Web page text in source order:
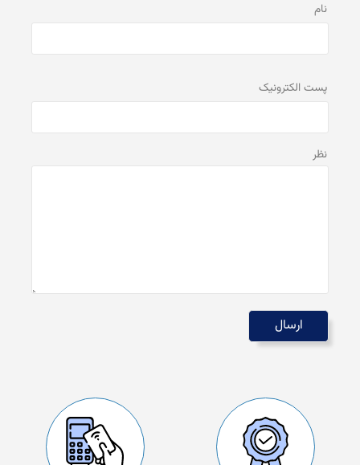
نام
پست الكترونيک
نظر